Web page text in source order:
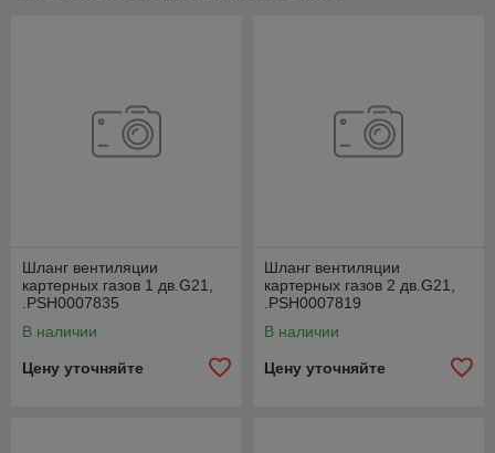
Шланг вентиляции
картерных газов 1 дв.G21,
.РSН0007835
В наличии
Цену уточняйте
Шланг вентиляции
картерных газов 2 дв.G21,
.РSН0007819
В наличии
Цену уточняйте